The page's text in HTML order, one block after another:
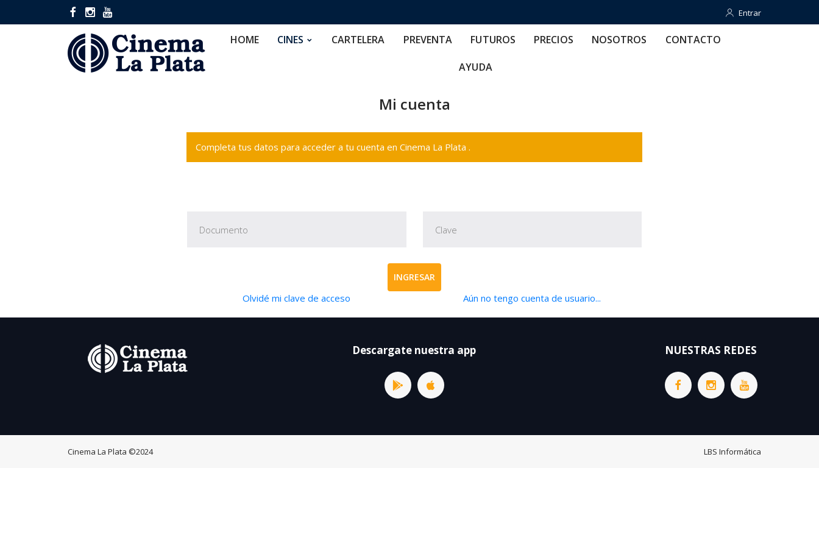
Entrar
Entrar
HOME CINES CARTELERA PREVENTA FUTUROS PRECIOS NOSOTROS CONTACTO
AYUDA
Mi cuenta
Completa tus datos para acceder a tu cuenta en Cinema La Plata .
INGRESAR
Olvidé mi clave de acceso Aún no tengo cuenta de usuario...
Descargate nuestra app NUESTRAS REDES
Cinema La Plata ©2024 LBS Informática